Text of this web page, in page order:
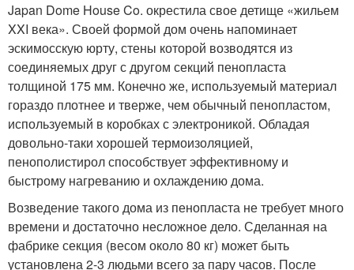
Japan Dome House Co. окрестила свое детище «жильем
XXI века». Своей формой дом очень напоминает
эскимосскую юрту, стены которой возводятся из
соединяемых друг с другом секций пенопласта
толщиной 175 мм. Конечно же, используемый материал
гораздо плотнее и тверже, чем обычный пенопластом,
используемый в коробках с электроникой. Обладая
довольно-таки хорошей термоизоляцией,
пенополистирол способствует эффективному и
быстрому нагреванию и охлаждению дома.
Возведение такого дома из пенопласта не требует много
времени и достаточно несложное дело. Сделанная на
фабрике секция (весом около 80 кг) может быть
установлена 2-3 людьми всего за пару часов. После